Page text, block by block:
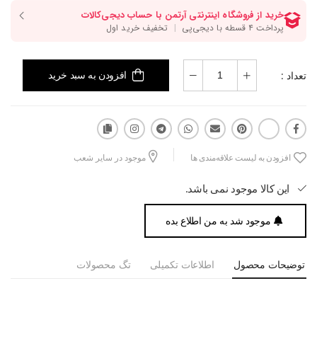
تعداد : افزودن به سبد خرید
افزودن به لیست علاقه‌مندی ها موجود در سایر شعب
این کالا موجود نمی باشد.
موجود شد به من اطلاع بده
توضیحات محصول اطلاعات تکمیلی تگ محصولات